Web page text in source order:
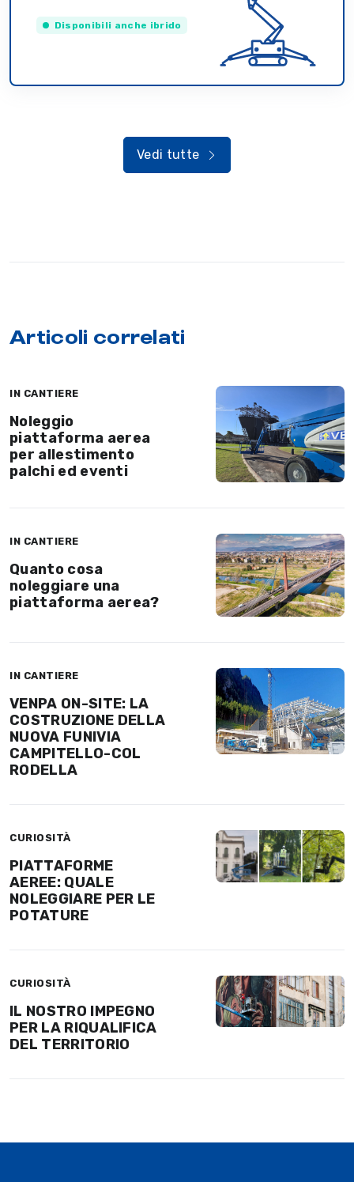
Disponibili anche ibrido
Vedi tutte
Articoli correlati
IN CANTIERE
Noleggio
piattaforma aerea
per allestimento
palchi ed eventi
IN CANTIERE
Quanto cosa
noleggiare una
piattaforma aerea?
IN CANTIERE
VENPA ON-SITE: LA
COSTRUZIONE DELLA
NUOVA FUNIVIA
CAMPITELLO-COL
RODELLA
CURIOSITÀ
PIATTAFORME
AEREE: QUALE
NOLEGGIARE PER LE
POTATURE
CURIOSITÀ
IL NOSTRO IMPEGNO
PER LA RIQUALIFICA
DEL TERRITORIO